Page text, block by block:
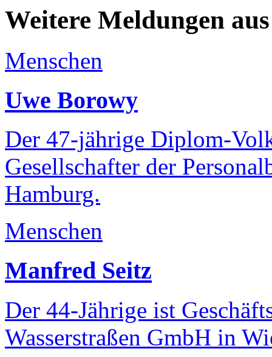
Weitere Meldungen
Menschen
Uwe Borowy
Der 47-jährige Diplom-
Gesellschafter der
Hamburg.
Menschen
Manfred Seitz
Der 44-Jährige ist
Wasserstraßen GmbH in